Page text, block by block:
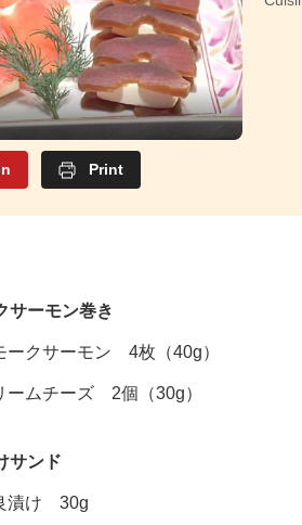
Print
サーモン巻き
ークサーモン 4枚（40g）
ームチーズ 2個（30g）
サンド
漬け 30g